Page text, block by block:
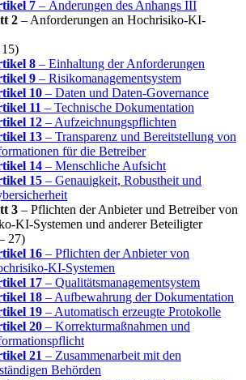
7 – Änderungen des Anhangs III
2 – Anforderungen an Hochrisiko-KI-
8 – Einhaltung der Anforderungen
9 – Risikomanagementsystem
10 – Daten und Daten-Governance
11 – Technische Dokumentation
12 – Aufzeichnungspflichten
13 – Transparenz und Bereitstellung von
für die Betreiber
14 – Menschliche Aufsicht
15 – Genauigkeit, Robustheit und
3 – Pflichten der Anbieter und Betreiber von
KI-Systemen und anderer Beteiligter
27)
16 – Pflichten der Anbieter von
KI-Systemen
17 – Qualitätsmanagementsystem
18 – Aufbewahrung der Dokumentation
19 – Automatisch erzeugte Protokolle
20 – Korrekturmaßnahmen und
21 – Zusammenarbeit mit den
Behörden